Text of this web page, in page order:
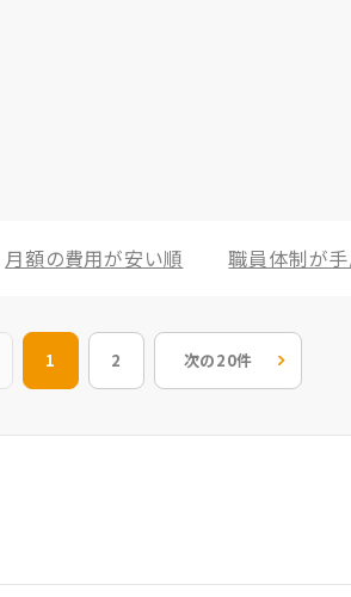
月額の費用が安い順 職員体制が
1 2 次の20件